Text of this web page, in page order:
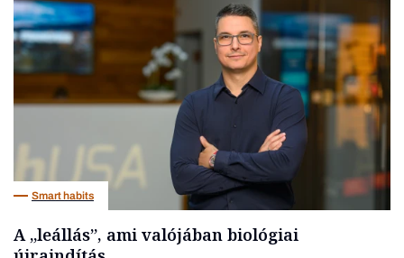
Smart habits
A „leállás”, ami valójában biológiai